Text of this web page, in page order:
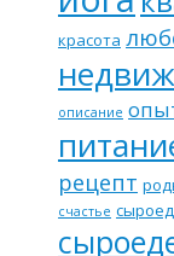
красота
описание
рецепт
счастье сыроед